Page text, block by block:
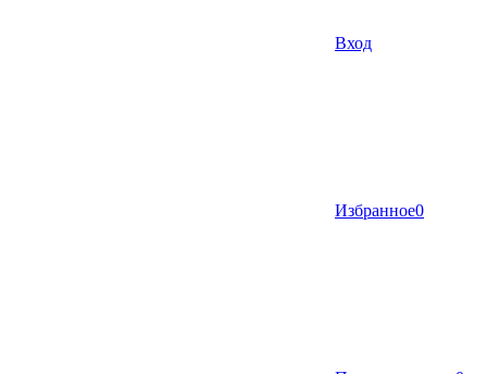
Вход
Избранное0